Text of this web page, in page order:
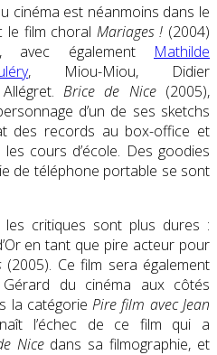
cinéma est néanmoins dans le
le film choral Mariages ! (2004)
avec également Mathilde
, Miou-Miou, Didier
Brice de Nice (2005),
d’un de ses sketchs
des records au box-office et
cours d’école. Des goodies
de téléphone portable se sont
critiques sont plus dures :
en tant que pire acteur pour
(2005). Ce film sera également
du cinéma aux côtés
la catégoriePire film avec Jean
l’échec de ce film qui a
Nice dans sa filmographie, et